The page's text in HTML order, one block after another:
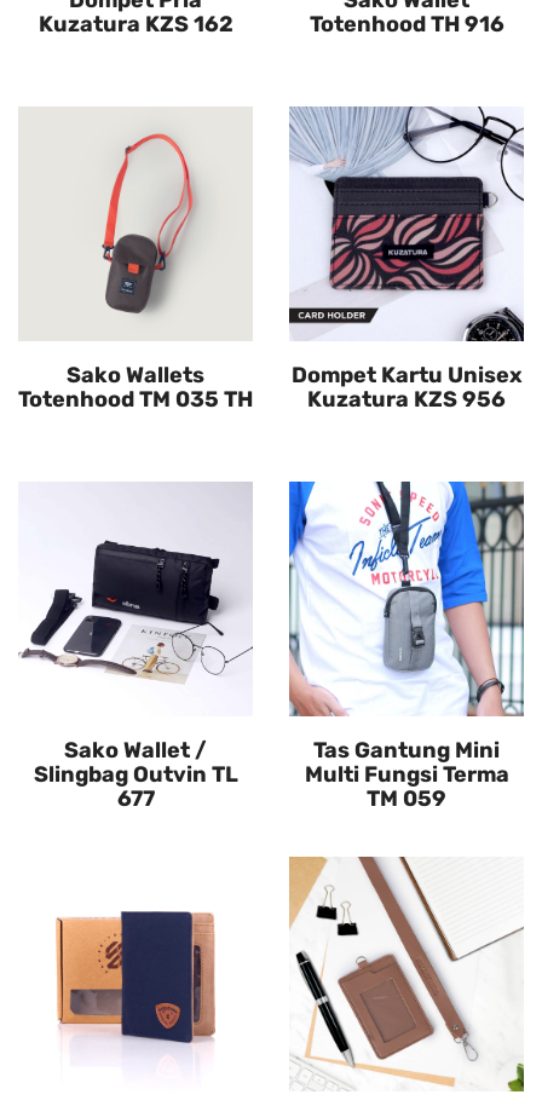
Kuzatura KZS 162
Totenhood TH 916
Sako Wallets
Totenhood TM 035 TH
Dompet Kartu Unisex
Kuzatura KZS 956
Sako Wallet /
Slingbag Outvin TL
677
Tas Gantung Mini
Multi Fungsi Terma
TM 059